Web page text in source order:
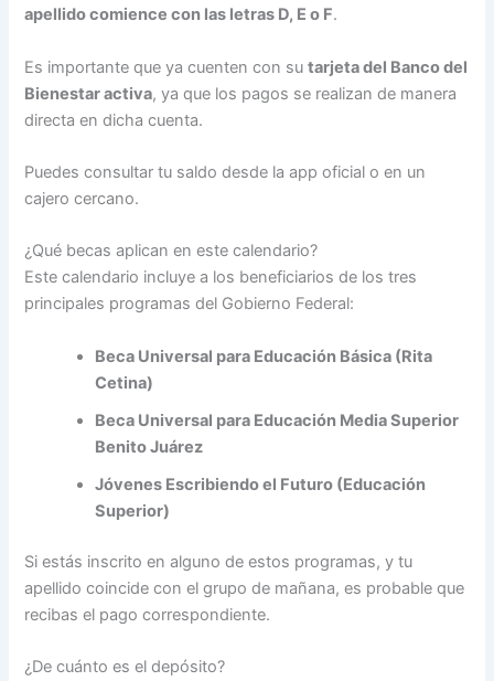
apellido comience con las letras D, E o F.
Es importante que ya cuenten con sutarjeta del Banco del
Bienestar activa, ya que los pagos se realizan de manera
directa en dicha cuenta.
Puedes consultar tu saldo desde la app oficial o en un
cajero cercano.
¿Qué becas aplican en este calendario?
Este calendario incluye a los beneficiarios de los tres
principales programas del Gobierno Federal:
Beca Universal para Educación Básica (Rita
Cetina)
Beca Universal para Educación Media Superior
Benito Juárez
Jóvenes Escribiendo el Futuro (Educación
Superior)
Si estás inscrito en alguno de estos programas, y tu
apellido coincide con el grupo de mañana, es probable que
recibas el pago correspondiente.
¿De cuánto es el depósito?